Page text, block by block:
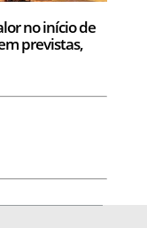
no início de
previstas,